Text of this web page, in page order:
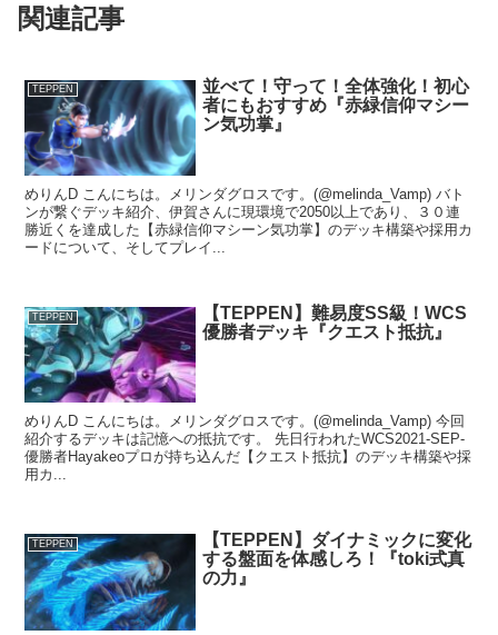
関連記事
TEPPEN
並べて！守って！全体強化！初心
者にもおすすめ『赤緑信仰マシー
ン気功掌』
めりんD こんにちは。メリンダグロスです。(@melinda_Vamp) バト
ンが繋ぐデッキ紹介、伊賀さんに現環境で2050以上であり、３０連
勝近くを達成した【赤緑信仰マシーン気功掌】のデッキ構築や採用カ
ードについて、そしてプレイ...
TEPPEN
【TEPPEN】難易度SS級！WCS
優勝者デッキ『クエスト抵抗』
めりんD こんにちは。メリンダグロスです。(@melinda_Vamp) 今回
紹介するデッキは記憶への抵抗です。 先日行われたWCS2021-SEP-
優勝者Hayakeoプロが持ち込んだ【クエスト抵抗】のデッキ構築や採
用カ...
TEPPEN
【TEPPEN】ダイナミックに変化
する盤面を体感しろ！『toki式真
の力』